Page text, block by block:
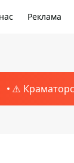
Реклама
⚠️